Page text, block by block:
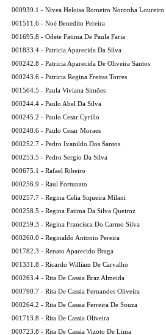
000939.1 - Nivea Heloisa Romeiro Noronha Loureiro
001511.6 - Noé Benedito Pereira
001695.8 - Odete Fatima De Paula Faria
001833.4 - Patricia Aparecida Da Silva
000242.8 - Patricia Aparecida De Oliveira Santos
000243.6 - Patricia Regina Freitas Torres
001564.5 - Paula Viviana Simões
000244.4 - Paulo Abel Da Silva
000245.2 - Paulo Cesar Cyrillo
000248.6 - Paulo Cesar Moraes
000252.7 - Pedro Ivanildo Dos Santos
000253.5 - Pedro Sergio Da Silva
000675.1 - Rafael Ribeiro
000256.9 - Raul Fortunato
000257.7 - Regina Celia Siqueira Milani
000258.5 - Regina Fatima Da Silva Queiroz
000259.3 - Regina Francisca Do Carmo Silva
000260.0 - Reginaldo Antonio Pereira
001782.3 - Renato Aparecido Braga
001331.8 - Ricardo William De Carvalho
000263.4 - Rita De Cassia Braz Almeida
000790.7 - Rita De Cassia Fernandes Oliveira
000264.2 - Rita De Cassia Ferreira De Souza
001713.8 - Rita De Cassia Oliveira
000723.8 - Rita De Cassia Vizoto De Lima